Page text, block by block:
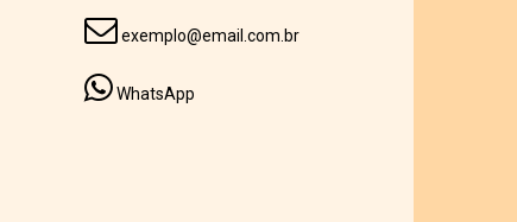
exemplo@email.com.br
WhatsApp